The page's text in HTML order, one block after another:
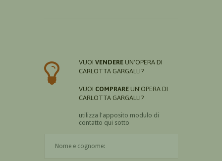
VUOI VENDERE UN'OPERA DI
CARLOTTA GARGALLI?
VUOI COMPRARE UN'OPERA DI
CARLOTTA GARGALLI?
utilizza l'apposito modulo di
contatto qui sotto